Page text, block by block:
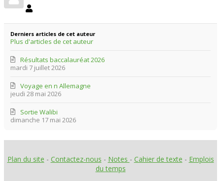
CPE
Derniers articles de cet auteur
Plus d'articles de cet auteur
mardi 7 juillet 2026
Résultats baccalauréat 2026
jeudi 28 mai 2026
Voyage en n Allemagne
dimanche 17 mai 2026
Sortie Walibi
Plan du site - Contactez-nous - Notes - Cahier de texte - Emplois
du temps